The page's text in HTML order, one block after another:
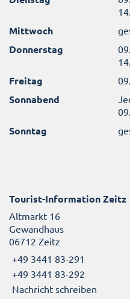
Mittwoch
Donnerstag
Freitag
Sonnabend
Sonntag
Tourist-Information Zeitz
Altmarkt 16
Gewandhaus
06712 Zeitz
+49 3441 83-291
+49 3441 83-292
Nachricht schreiben